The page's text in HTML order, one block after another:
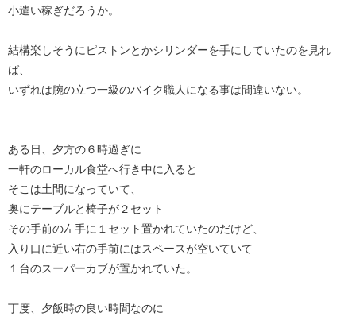
小遣い稼ぎだろうか。
結構楽しそうにピストンとかシリンダーを手にしていたのを見れ
ば、
いずれは腕の立つ一級のバイク職人になる事は間違いない。
ある日、夕方の６時過ぎに
一軒のローカル食堂へ行き中に入ると
そこは土間になっていて、
奥にテーブルと椅子が２セット
その手前の左手に１セット置かれていたのだけど、
入り口に近い右の手前にはスペースが空いていて
１台のスーパーカブが置かれていた。
丁度、夕飯時の良い時間なのに